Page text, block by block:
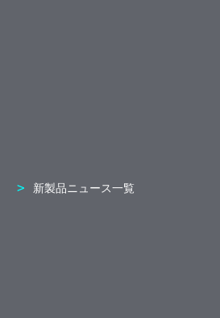
新製品ニュース一覧